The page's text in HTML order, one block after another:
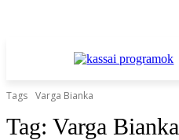
Tags Varga Bianka
Tag: Varga Bianka